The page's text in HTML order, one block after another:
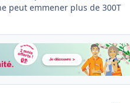
peut emmener plus de 300T